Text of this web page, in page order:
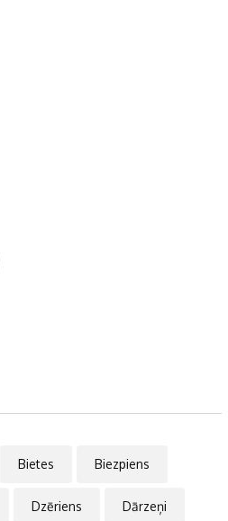
Bietes Biezpiens
Dzēriens Dārzeņi